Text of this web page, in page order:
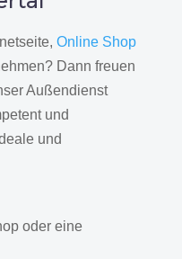
Online Shop
Dann freuen
Außendienst
und
und
oder eine